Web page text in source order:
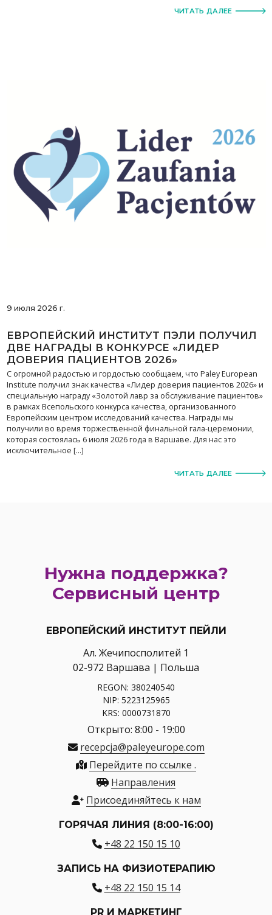
ЧИТАТЬ ДАЛЕЕ
9 июля 2026 г.
ЕВРОПЕЙСКИЙ ИНСТИТУТ ПЭЛИ ПОЛУЧИЛ
ДВЕ НАГРАДЫ В КОНКУРСЕ «ЛИДЕР
ДОВЕРИЯ ПАЦИЕНТОВ 2026»
С огромной радостью и гордостью сообщаем, что Paley European
Institute получил знак качества «Лидер доверия пациентов 2026» и
специальную награду «Золотой лавр за обслуживание пациентов»
в рамках Всепольского конкурса качества, организованного
Европейским центром исследований качества. Награды мы
получили во время торжественной финальной гала-церемонии,
которая состоялась 6 июля 2026 года в Варшаве. Для нас это
исключительное […]
ЧИТАТЬ ДАЛЕЕ
Нужна поддержка?
Сервисный центр
ЕВРОПЕЙСКИЙ ИНСТИТУТ ПЕЙЛИ
Ал. Жечипосполитей 1
02-972 Варшава | Польша
REGON: 380240540
NIP: 5223125965
KRS: 0000731870
Открыто: 8:00 - 19:00
recepcja@paleyeurope.com
Перейдите по ссылке .
Направления
Присоединяйтесь к нам
ГОРЯЧАЯ ЛИНИЯ (8:00-16:00)
+48 22 150 15 10
ЗАПИСЬ НА ФИЗИОТЕРАПИЮ
+48 22 150 15 14
PR И МАРКЕТИНГ